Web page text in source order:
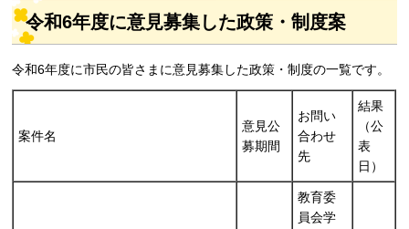
令和6年度に意見募集した政策・制度案
令和6年度に市民の皆さまに意見募集した政策・制度の一覧です。
案件名
意見公
募期間
お問い
合わせ
先
結果
（公
表
日）
教育委
員会学